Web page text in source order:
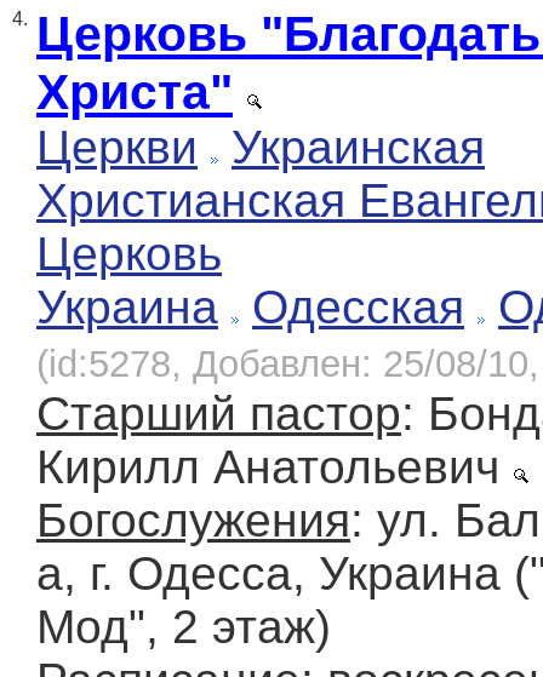
4. Церковь
Христа"
Церкви
Украинская
Христианская
Церковь
Украина
Одесская
(id:5278, Добавлен: 25/08/
Старший пастор:
Кирилл Анатольевич
Богослужения: ул.
а, г. Одесса, Украина
Мод", 2 этаж)